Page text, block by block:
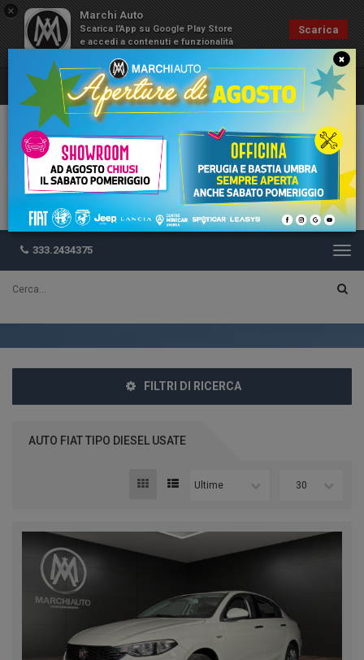
× Marchi Auto
Scarica l'App su Google Play Store
e accedi a contenuti e funzionalità
Scarica
333.2434375
FILTRI DI RICERCA
AUTO FIAT TIPO DIESEL USATE
Ultime 30
×